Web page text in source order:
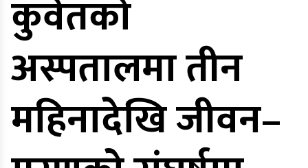
कुवेतको
अस्पतालमा तीन
महिनादेखि जीवन–